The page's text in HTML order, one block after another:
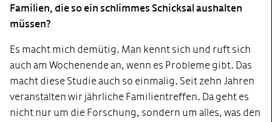
Familien, die so ein schlimmes Schicksal aushalten
müssen?
Es macht mich demütig. Man kennt sich und ruft sich
auch am Wochenende an, wenn es Probleme gibt. Das
macht diese Studie auch so einmalig. Seit zehn Jahren
veranstalten wir jährliche Familientreffen. Da geht es
nicht nur um die Forschung, sondern um alles, was den